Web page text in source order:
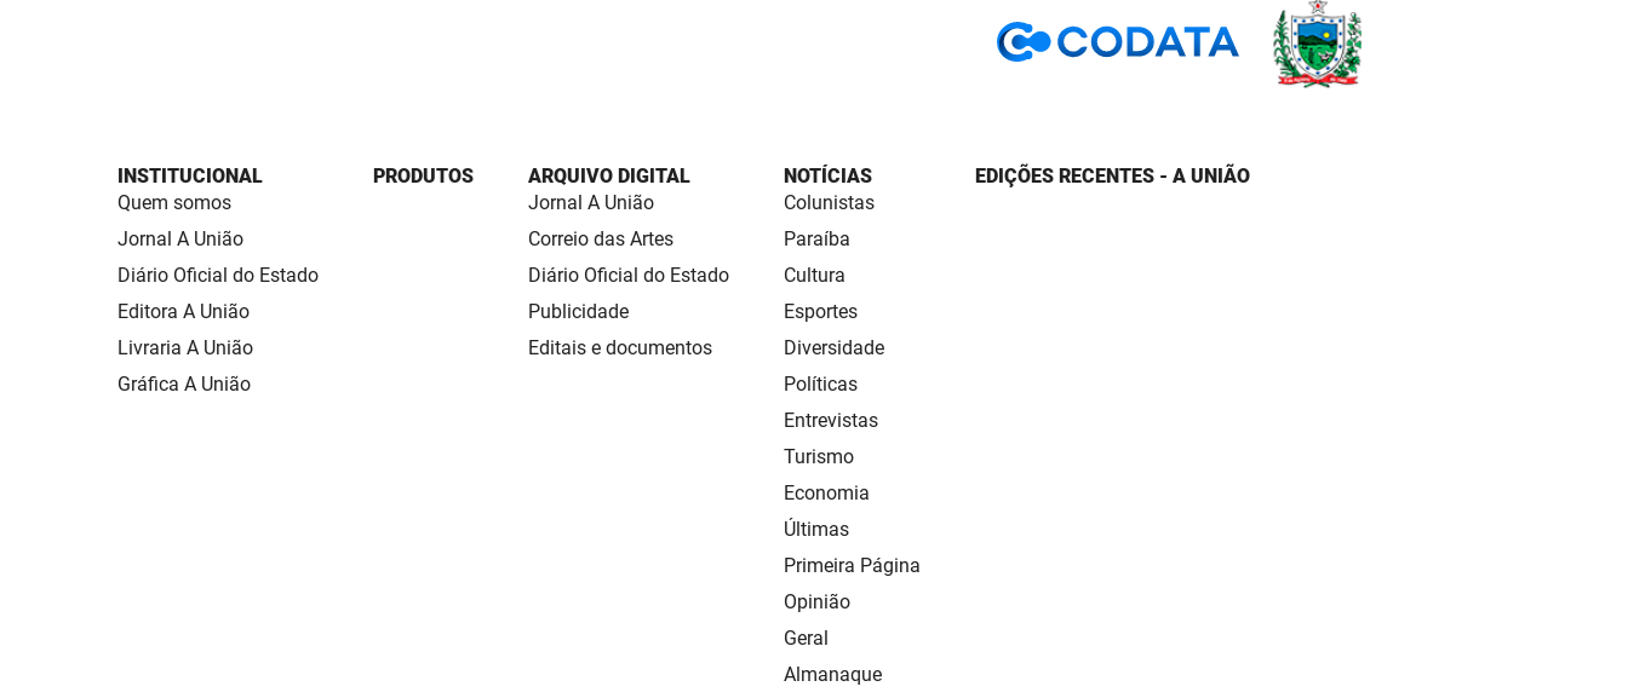
INSTITUCIONAL
Quem somos
Jornal A União
Diário Oficial do Estado
Editora A União
Livraria A União
Gráfica A União
PRODUTOS
ARQUIVO DIGITAL
Jornal A União
Correio das Artes
Diário Oficial do Estado
Publicidade
Editais e documentos
NOTÍCIAS
Colunistas
Paraíba
Cultura
Esportes
Diversidade
Políticas
Entrevistas
Turismo
Economia
Últimas
Primeira Página
Opinião
Geral
Almanaque
EDIÇÕES RECENTES - A UNIÃO